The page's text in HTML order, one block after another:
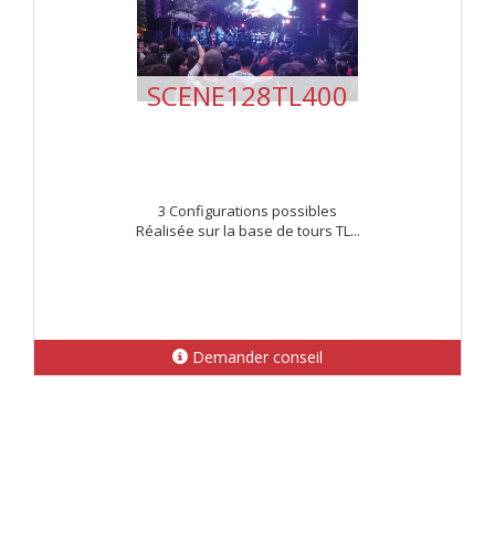
SCENE128TL400
3 Configurations possibles
Réalisée sur la base de tours TL...
Demander conseil